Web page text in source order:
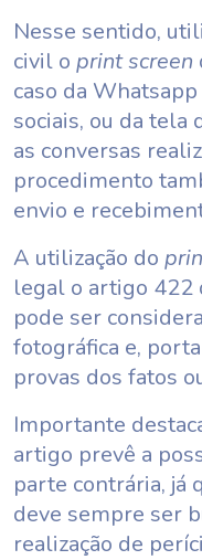
Nesse sentido,
civil o print screen
caso da
sociais, ou da
as conversas
procedimento
envio e
A utilização do
legal o artigo 422
pode ser
fotográfica e,
provas dos fatos
Importante
artigo prevê a
parte contrária, já
deve sempre ser
realização de